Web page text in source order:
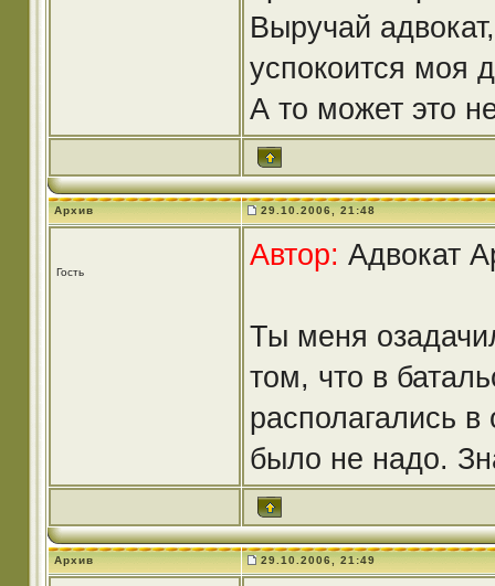
Выручай
успокоится моя
А то может это
Архив 29.10.2006, 21:48
Гость
Автор: Адвокат
Ты меня
том, что в
располагались
было не надо.
Архив 29.10.2006, 21:49